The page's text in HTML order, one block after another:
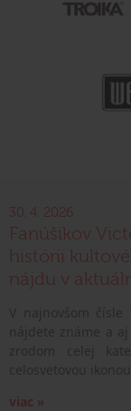
30. 4. 2026
Fanúšikov
histórii
nájdu v
viac »